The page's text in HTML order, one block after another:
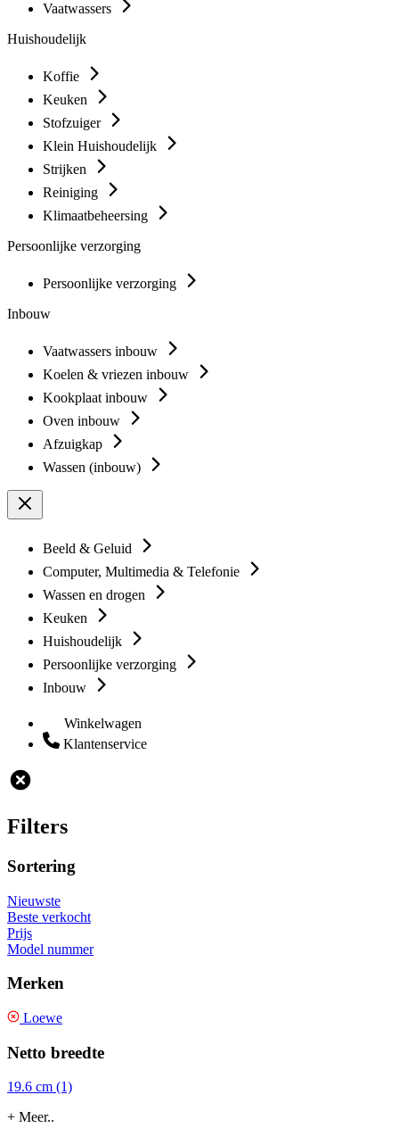
Vaatwassers
Huishoudelijk
Koffie
Keuken
Stofzuiger
Klein Huishoudelijk
Strijken
Reiniging
Klimaatbeheersing
Persoonlijke verzorging
Persoonlijke verzorging
Inbouw
Vaatwassers inbouw
Koelen & vriezen inbouw
Kookplaat inbouw
Oven inbouw
Afzuigkap
Wassen (inbouw)
Beeld & Geluid
Computer, Multimedia & Telefonie
Wassen en drogen
Keuken
Huishoudelijk
Persoonlijke verzorging
Inbouw
Winkelwagen
Klantenservice
Filters
Sortering
Nieuwste
Beste verkocht
Prijs
Model nummer
Merken
Loewe
Netto breedte
19.6 cm (1)
+ Meer..